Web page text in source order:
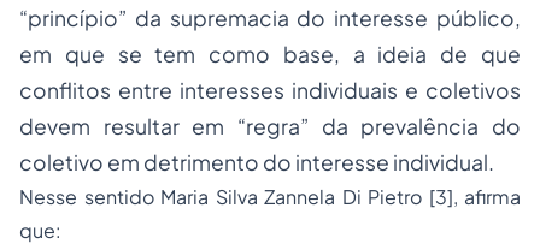
“princípio” da supremacia do interesse público,
em que se tem como base, a ideia de que
conflitos entre interesses individuais e coletivos
devem resultar em “regra” da prevalência do
coletivo em detrimento do interesse individual.
Nesse sentido Maria Silva Zannela Di Pietro [3], afirma
que: